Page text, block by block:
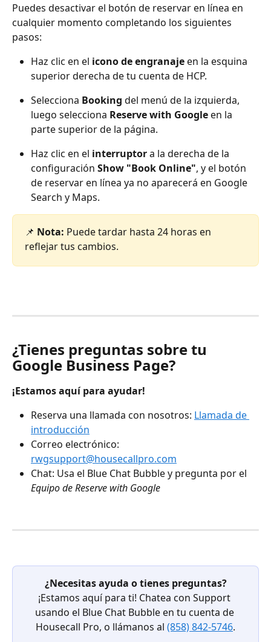
Puedes desactivar el botón de reservar en línea en
cualquier momento completando los siguientes
pasos:
Haz clic en el icono de engranaje en la esquina
superior derecha de tu cuenta de HCP.
Selecciona Booking del menú de la izquierda,
luego selecciona Reserve with Google en la
parte superior de la página.
Haz clic en el interruptor a la derecha de la
configuración Show "Book Online", y el botón
de reservar en línea ya no aparecerá en Google
Search y Maps.
📌 Nota: Puede tardar hasta 24 horas en
reflejar tus cambios.
¿Tienes preguntas sobre tu
Google Business Page?
¡Estamos aquí para ayudar!
Reserva una llamada con nosotros: Llamada de
introducción
Correo electrónico:
rwgsupport@housecallpro.com
Chat: Usa el Blue Chat Bubble y pregunta por el
Equipo de Reserve with Google
¿Necesitas ayuda o tienes preguntas?
¡Estamos aquí para ti! Chatea con Support
usando el Blue Chat Bubble en tu cuenta de
Housecall Pro, o llámanos al (858) 842-5746.